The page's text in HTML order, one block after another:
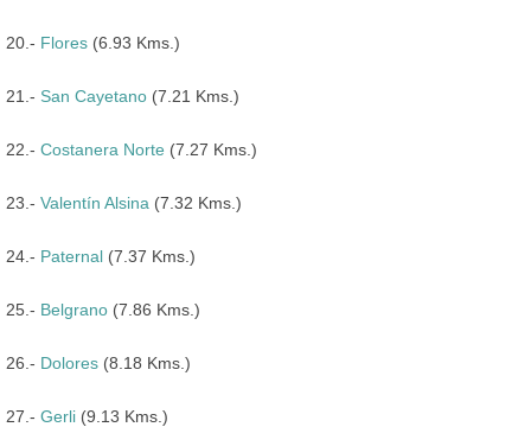
20.- Flores (6.93 Kms.)
21.- San Cayetano (7.21 Kms.)
22.- Costanera Norte (7.27 Kms.)
23.- Valentín Alsina (7.32 Kms.)
24.- Paternal (7.37 Kms.)
25.- Belgrano (7.86 Kms.)
26.- Dolores (8.18 Kms.)
27.- Gerli (9.13 Kms.)